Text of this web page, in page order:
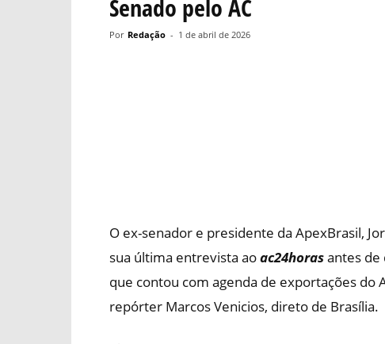
Senado pelo AC
Por Redação - 1 de abril de 2026
O ex-senador e presidente da ApexBrasil,
sua última entrevista aoac24horasantes de
que contou com agenda de exportações do
repórter Marcos Venicios, direto de Brasília.